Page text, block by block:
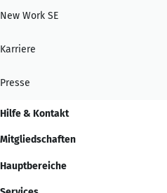
New Work SE
Karriere
Presse
Hilfe & Kontakt
Mitgliedschaften
Hauptbereiche